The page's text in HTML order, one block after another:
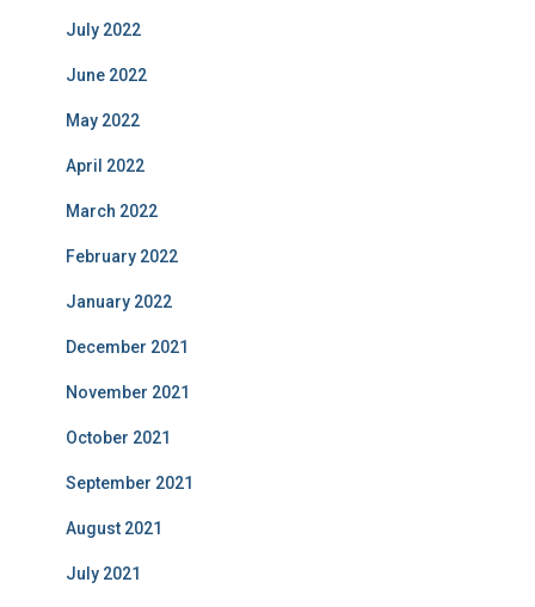
July 2022
June 2022
May 2022
April 2022
March 2022
February 2022
January 2022
December 2021
November 2021
October 2021
September 2021
August 2021
July 2021